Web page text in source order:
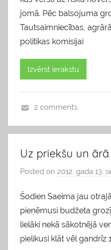
jomā. Pēc balsojuma
Tautsaimniecības,
politikas komisijai
Izvērst ierakstu
l
g
s
2 comments
Uz priekšu un
Posted on 2012. gada 13.
Šodien Saeima jau
pieņēmusi budžeta
lielāki nekā sākotnējā
pielikusi klāt vēl gandrīz